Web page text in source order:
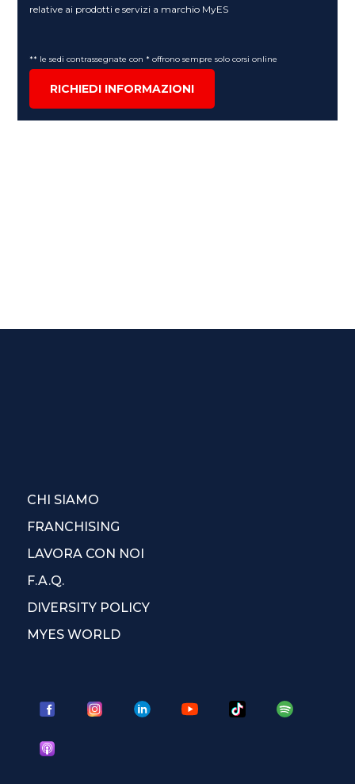
relative ai prodotti e servizi a marchio MyES
** le sedi contrassegnate con * offrono sempre solo corsi online
RICHIEDI INFORMAZIONI
CHI SIAMO
FRANCHISING
LAVORA CON NOI
F.A.Q.
DIVERSITY POLICY
MYES WORLD